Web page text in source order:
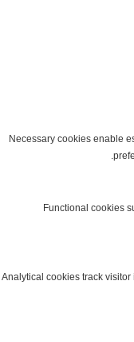
Necessary cookies enable
Functional cookies
Analytical cookies track